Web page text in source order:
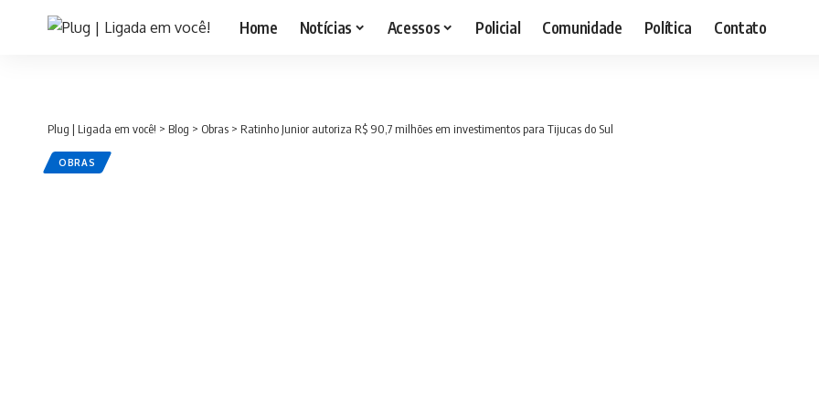
Home Notícias Acessos Policial Comunidade Política Contato
Plug | Ligada em você! > Blog > Obras > Ratinho Junior autoriza R$ 90,7 milhões em investimentos para Tijucas do Sul
OBRAS